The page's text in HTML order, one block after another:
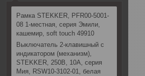
Рамка STEKKER, PFR00-5001-
08 1-местная, серия Эмили,
кашемир, soft touch 49910
Выключатель 2-клавишный c
индикатором (механизм),
STEKKER, 250В, 10А, серия
Мия, RSW10-3102-01, белая